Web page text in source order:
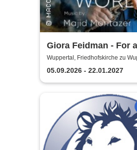
Giora Feidman - For
World
Wuppertal, Friedhofskirche zu
05.09.2026 - 22.01.2027